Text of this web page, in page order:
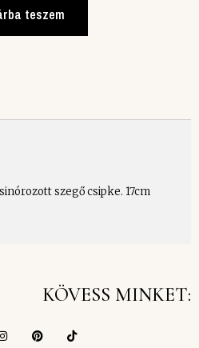
teszem
szegő csipke. 17cm
KÖVESS MINKET: